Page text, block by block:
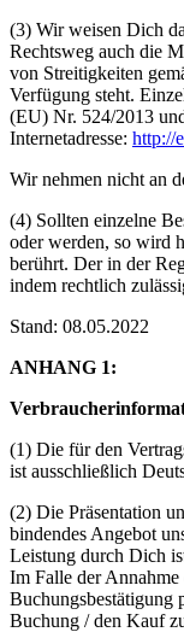
(3) Wir weisen Dich
Rechtsweg auch die
von Streitigkeiten
Verfügung steht.
(EU) Nr. 524/2013
Internetadresse: http://
Wir nehmen nicht an
(4) Sollten einzelne
oder werden, so wird
berührt. Der in der
indem rechtlich
Stand: 08.05.2022
ANHANG 1:
(1) Die für den
ist ausschließlich
(2) Die Präsentation
bindendes Angebot
Leistung durch Dich
Im Falle der
Buchungsbestätigung
Buchung / den Kauf